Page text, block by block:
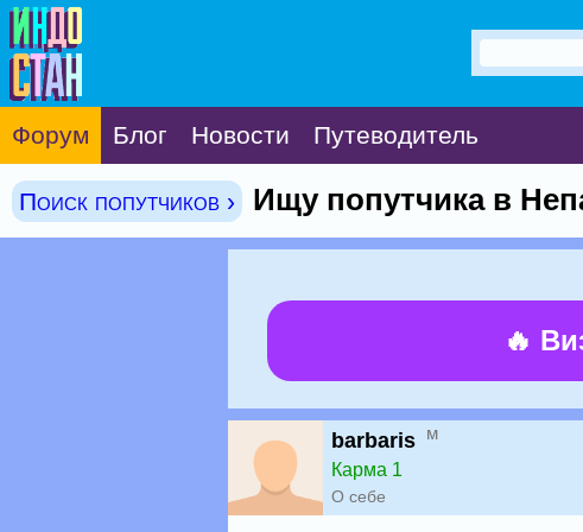
Форум Блог Новости Путеводитель
Поиск попутчиков › Ищу попутчика в
🔥
barbaris м
Карма 1
О себе